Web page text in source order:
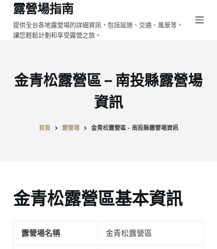
跳
至
主
容
露營場指南
提供全台各地露營場的詳細資訊，包括設施、交通、風景等，
讓您輕鬆計劃和享受露營之旅。
金青松露營區 – 南投縣露營場
資訊
首頁 露營場 金青松露營區 - 南投縣露營場資訊
金青松露營區基本資訊
露營場名稱 金青松露營區